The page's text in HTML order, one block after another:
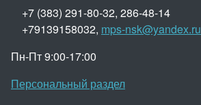
+7 (383) 291-80-32, 286-48-14
+79139158032, mps-nsk@yandex.ru
Пн-Пт 9:00-17:00
Персональный раздел